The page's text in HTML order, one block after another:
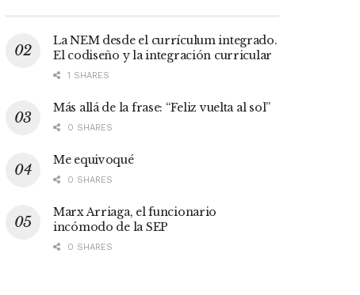
La NEM desde el currículum integrado.
El codiseño y la integración curricular
1 SHARES
Más allá de la frase: “Feliz vuelta al sol”
0 SHARES
Me equivoqué
0 SHARES
Marx Arriaga, el funcionario
incómodo de la SEP
0 SHARES